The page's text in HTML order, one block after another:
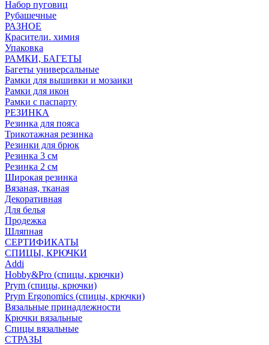
Набор пуговиц
Рубашечные
РАЗНОЕ
Красители. химия
Упаковка
РАМКИ, БАГЕТЫ
Багеты универсальные
Рамки для вышивки и мозаики
Рамки для икон
Рамки с паспарту
РЕЗИНКА
Резинка для пояса
Трикотажная резинка
Резинки для брюк
Резинка 3 см
Резинка 2 см
Широкая резинка
Вязаная, тканая
Декоративная
Для белья
Продежка
Шляпная
СЕРТИФИКАТЫ
СПИЦЫ, КРЮЧКИ
Addi
Hobby&Pro (спицы, крючки)
Prym (спицы, крючки)
Prym Ergonomics (спицы, крючки)
Вязальные принадлежности
Крючки вязальные
Спицы вязальные
СТРАЗЫ